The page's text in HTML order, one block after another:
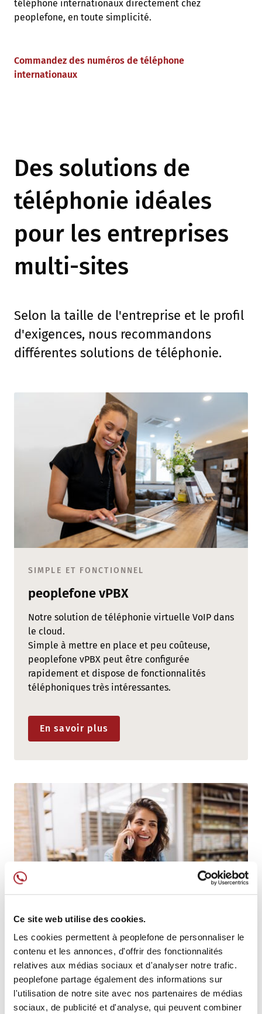
Ce site web utilise des cookies.
Les cookies permettent à peoplefone de personnaliser le
contenu et les annonces, d'offrir des fonctionnalités
relatives aux médias sociaux et d'analyser notre trafic.
peoplefone partage également des informations sur
l'utilisation de notre site avec nos partenaires de médias
sociaux, de publicité et d'analyse, qui peuvent combiner
téléphone internationaux directement chez
peoplefone, en toute simplicité.
Commandez des numéros de téléphone
internationaux
Des solutions de
téléphonie idéales
pour les entreprises
multi-sites
Selon la taille de l'entreprise et le profil
d'exigences, nous recommandons
différentes solutions de téléphonie.
SIMPLE ET FONCTIONNEL
peoplefone vPBX
Notre solution de téléphonie virtuelle VoIP dans
le cloud.
Simple à mettre en place et peu coûteuse,
peoplefone vPBX peut être configurée
rapidement et dispose de fonctionnalités
téléphoniques très intéressantes.
En savoir plus
ELLE PEUT TOUT FAIRE
peoplefone 3CX HOSTED
Solution de communication unifiée complète